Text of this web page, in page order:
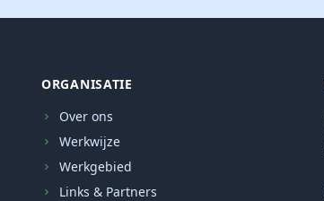
ORGANISATIE
Over ons
Werkwijze
Werkgebied
Links & Partners